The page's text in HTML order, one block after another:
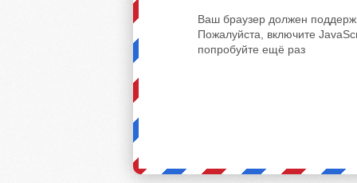
Ваш браузер должен
Пожалуйста, включите
попробуйте ещё раз